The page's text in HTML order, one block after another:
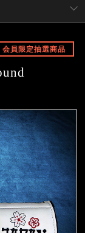
会員限定抽選商品